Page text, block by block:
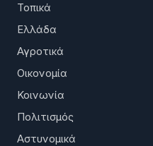
Τοπικά
Ελλάδα
Αγροτικά
Οικονομία
Κοινωνία
Πολιτισμός
Αστυνομικά